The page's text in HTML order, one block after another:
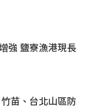
強 鹽寮漁港現長
苗、台北山區防